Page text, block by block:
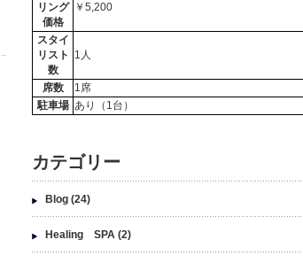
リング
価格
￥5,200
スタイ
リスト
数
1人
席数
1席
駐車場 あり（1台）
カテゴリー
Blog (24)
Healing SPA (2)